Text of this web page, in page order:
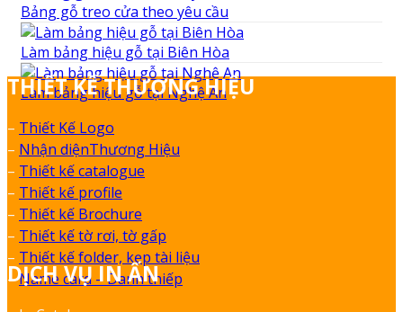
Bảng gỗ treo cửa theo yêu cầu
Làm bảng hiệu gỗ tại Biên Hòa
Làm bảng hiệu gỗ tại Nghệ An
THIẾT KẾ THƯƠNG HIỆU
– Thiết Kế Logo
– Nhận diệnThương Hiệu
– Thiết kế catalogue
– Thiết kế profile
– Thiết kế Brochure
– Thiết kế tờ rơi, tờ gấp
– Thiết kế folder, kẹp tài liệu
–Name card – Danh thiếp
DỊCH VỤ IN ẤN